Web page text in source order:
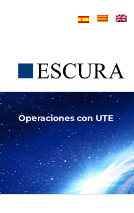
Operaciones con UTE